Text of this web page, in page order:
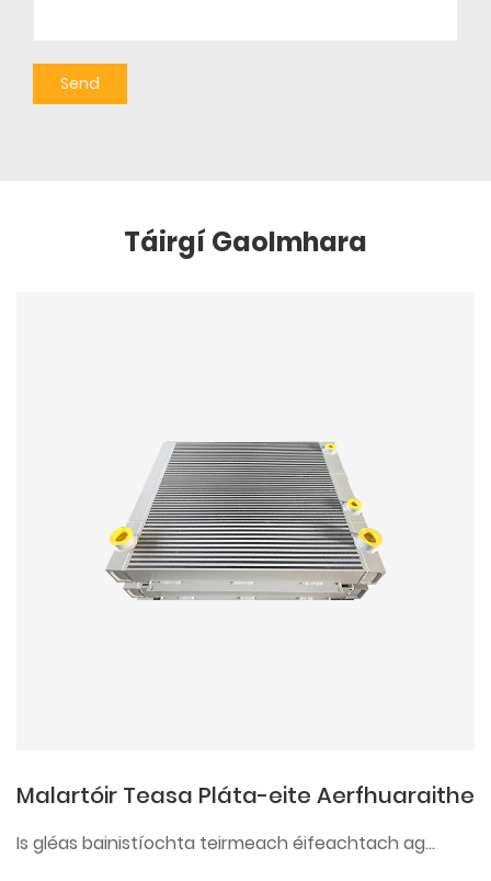
Táirgí Gaolmhara
Malartóir Teasa Pláta-eite Aerfhuaraithe
Is gléas bainistíochta teirmeach éifeachtach ag...